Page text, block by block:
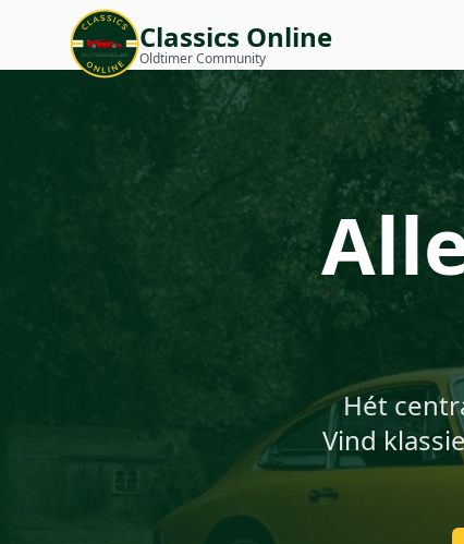
Classics Online
Oldtimer Community
Hét
Vind